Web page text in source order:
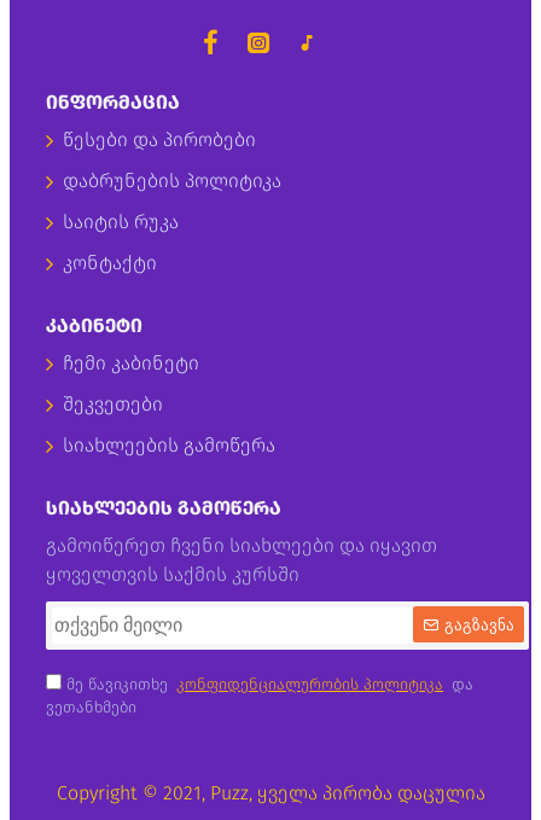
ᲘᲜᲤᲝᲠᲛᲐᲪᲘᲐ
წესები და პირობები
დაბრუნების პოლიტიკა
საიტის რუკა
კონტაქტი
ᲙᲐᲑᲘᲜᲔᲢᲘ
ჩემი კაბინეტი
შეკვეთები
სიახლეების გამოწერა
ᲡᲘᲐᲮᲚᲔᲔᲑᲘᲡ ᲒᲐᲛᲝᲬᲔᲠᲐ
გამოიწერეთ ჩვენი სიახლეები და იყავით
ყოველთვის საქმის კურსში
გაგზავნა
მე წავიკითხე კონფიდენციალურობის პოლიტიკა და
ვეთანხმები
Copyright © 2021, Puzz, ყველა პირობა დაცულია